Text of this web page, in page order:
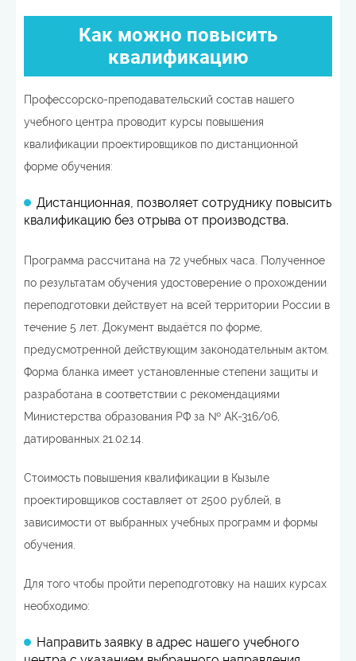
Как можно повысить
квалификацию
Профессорско-преподавательский состав нашего
учебного центра проводит курсы повышения
квалификации проектировщиков по дистанционной
форме обучения:
Дистанционная, позволяет сотруднику повысить
квалификацию без отрыва от производства.
Программа рассчитана на 72 учебных часа. Полученное
по результатам обучения удостоверение о прохождении
переподготовки действует на всей территории России в
течение 5 лет. Документ выдаётся по форме,
предусмотренной действующим законодательным актом.
Форма бланка имеет установленные степени защиты и
разработана в соответствии с рекомендациями
Министерства образования РФ за № АК-316/06,
датированных 21.02.14.
Стоимость повышения квалификации в Кызыле
проектировщиков составляет от 2500 рублей, в
зависимости от выбранных учебных программ и формы
обучения.
Для того чтобы пройти переподготовку на наших курсах
необходимо:
Направить заявку в адрес нашего учебного